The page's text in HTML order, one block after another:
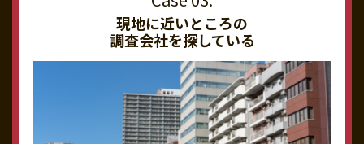
現地に近いところの
調査会社を探している